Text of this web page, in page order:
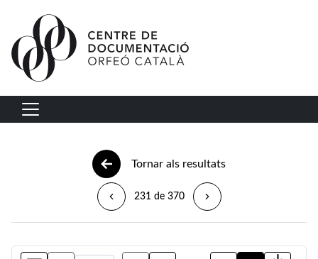
Vés al contingut
Navegació principal
Tornar als resultats
231 de 370